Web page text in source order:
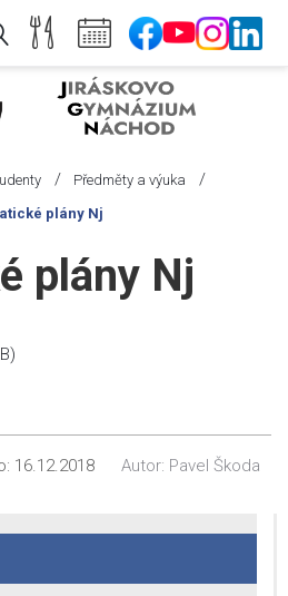
/ Předměty a výuka /
plány Nj
plány Nj
16.12.2018 Autor: Pavel Škoda